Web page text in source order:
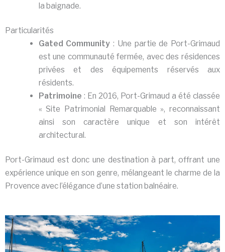
la baignade.
Particularités
Gated Community : Une partie de Port-Grimaud
est une communauté fermée, avec des résidences
privées et des équipements réservés aux
résidents.
Patrimoine : En 2016, Port-Grimaud a été classée
« Site Patrimonial Remarquable », reconnaissant
ainsi son caractère unique et son intérêt
architectural.
Port-Grimaud est donc une destination à part, offrant une
expérience unique en son genre, mélangeant le charme de la
Provence avec l’élégance d’une station balnéaire.